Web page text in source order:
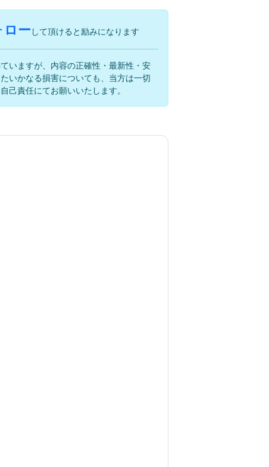
ロー して頂けると励みになります
いますが、内容の正確性・最新性・安
いかなる損害についても、当方は一切
己責任にてお願いいたします。